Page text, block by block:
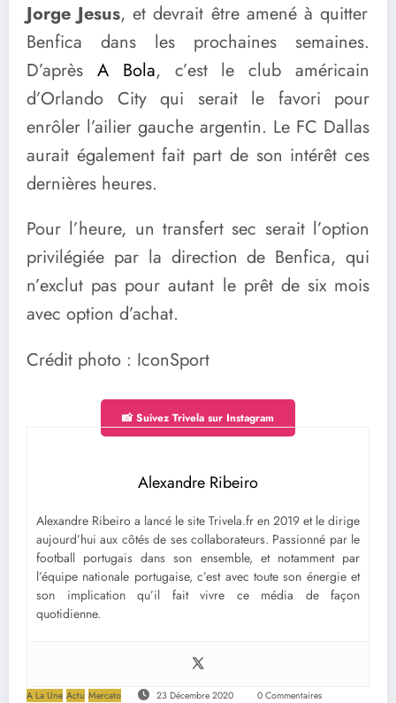
Jorge Jesus, et devrait être amené à quitter
Benfica dans les prochaines semaines.
D’après A Bola, c’est le club américain
d’Orlando City qui serait le favori pour
enrôler l’ailier gauche argentin. Le FC Dallas
aurait également fait part de son intérêt ces
dernières heures.
Pour l’heure, un transfert sec serait l’option
privilégiée par la direction de Benfica, qui
n’exclut pas pour autant le prêt de six mois
avec option d’achat.
Crédit photo : IconSport
📸 Suivez Trivela sur Instagram
Alexandre Ribeiro
Alexandre Ribeiro a lancé le site Trivela.fr en 2019 et le dirige
aujourd’hui aux côtés de ses collaborateurs. Passionné par le
football portugais dans son ensemble, et notamment par
l’équipe nationale portugaise, c’est avec toute son énergie et
son implication qu’il fait vivre ce média de façon
quotidienne.
A La Une Actu Mercato 23 Décembre 2020 0 Commentaires